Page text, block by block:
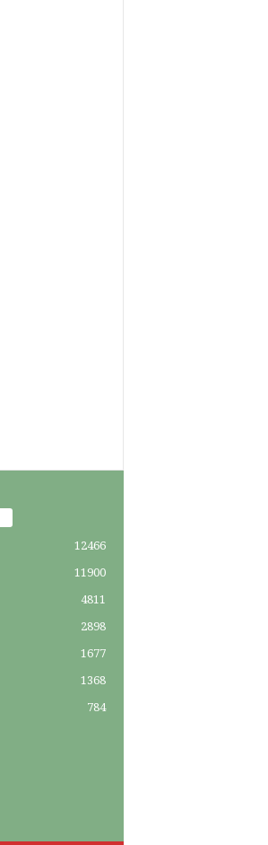
12466
11900
4811
2898
1677
1368
784